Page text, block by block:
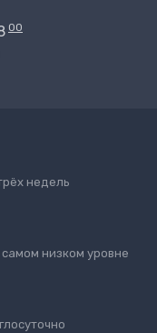
00
недель
низком уровне